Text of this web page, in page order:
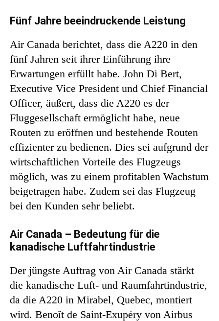
Fünf Jahre beeindruckende Leistung
Air Canada berichtet, dass die A220 in den
fünf Jahren seit ihrer Einführung ihre
Erwartungen erfüllt habe. John Di Bert,
Executive Vice President und Chief Financial
Officer, äußert, dass die A220 es der
Fluggesellschaft ermöglicht habe, neue
Routen zu eröffnen und bestehende Routen
effizienter zu bedienen. Dies sei aufgrund der
wirtschaftlichen Vorteile des Flugzeugs
möglich, was zu einem profitablen Wachstum
beigetragen habe. Zudem sei das Flugzeug
bei den Kunden sehr beliebt.
Air Canada – Bedeutung für die
kanadische Luftfahrtindustrie
Der jüngste Auftrag von Air Canada stärkt
die kanadische Luft- und Raumfahrtindustrie,
da die A220 in Mirabel, Quebec, montiert
wird. Benoît de Saint-Exupéry von Airbus